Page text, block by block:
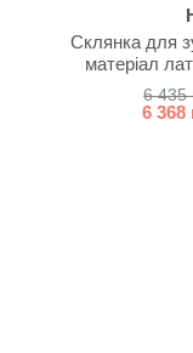
Склянка для
матеріал
шліфований,6 435
6 368